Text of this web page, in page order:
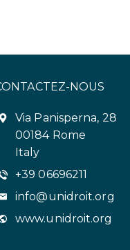
NOUS
Via Panisperna, 28
00184 Rome
Italy
+39 06696211
info@unidroit.org
www.unidroit.org